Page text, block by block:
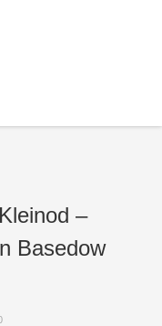
–
Basedow